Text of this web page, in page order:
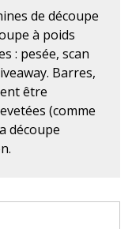
de découpe
à poids
: pesée, scan
Barres,
être
(comme
découpe